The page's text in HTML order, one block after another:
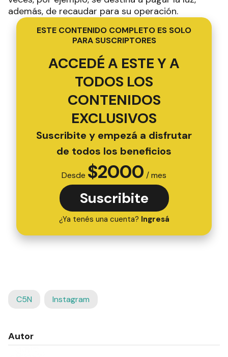
además, de recaudar para su operación.
ESTE CONTENIDO COMPLETO ES SOLO
PARA SUSCRIPTORES
ACCEDÉ A ESTE Y A
TODOS LOS
CONTENIDOS
EXCLUSIVOS
Suscribite y empezá a disfrutar
de todos los beneficios
Desde $2000 / mes
Suscribite
¿Ya tenés una cuenta? Ingresá
C5N Instagram
Autor